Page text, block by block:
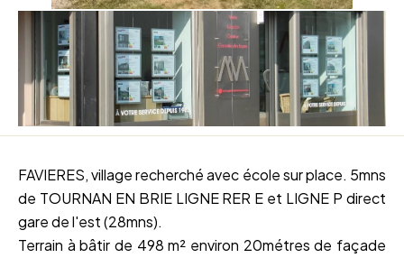
FAVIERES, village recherché avec école sur place. 5mns
de TOURNAN EN BRIE LIGNE RER E et LIGNE P direct
gare de l'est (28mns).
Terrain à bâtir de 498 m² environ 20métres de façade